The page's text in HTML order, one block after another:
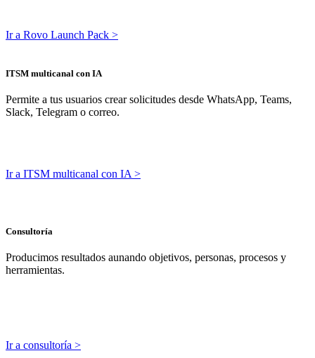
Ir a Rovo Launch Pack >
ITSM multicanal con IA
Permite a tus usuarios crear solicitudes desde WhatsApp, Teams,
Slack, Telegram o correo.
Ir a ITSM multicanal con IA >
Consultoría
Producimos resultados aunando objetivos, personas, procesos y
herramientas.
Ir a consultoría >